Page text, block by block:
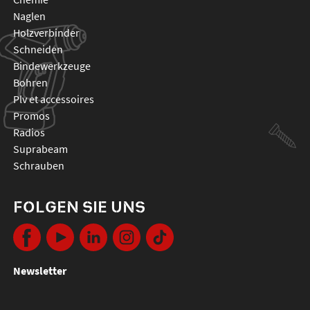
naglen
holzverbinder
schneiden
bindewerkzeuge
bohren
plv et accessoires
promos
radios
suprabeam
schrauben
FOLGEN SIE UNS
Newsletter